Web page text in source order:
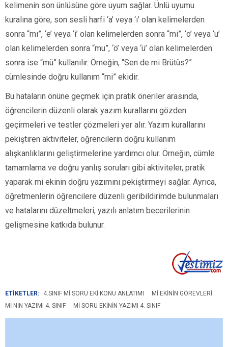
kelimenin son ünlüsüne göre uyum sağlar. Ünlü uyumu
kuralına göre, son sesli harfi ‘a’ veya ‘ı’ olan kelimelerden
sonra “mı”, ‘e’ veya ‘i’ olan kelimelerden sonra “mi”, ‘o’ veya ‘u’
olan kelimelerden sonra “mu”, ‘ö’ veya ‘ü’ olan kelimelerden
sonra ise “mü” kullanılır. Örneğin, “Sen de mi Brütüs?”
cümlesinde doğru kullanım “mi” ekidir.
Bu hataların önüne geçmek için pratik öneriler arasında,
öğrencilerin düzenli olarak yazım kurallarını gözden
geçirmeleri ve testler çözmeleri yer alır. Yazım kurallarını
pekiştiren aktiviteler, öğrencilerin doğru kullanım
alışkanlıklarını geliştirmelerine yardımcı olur. Örneğin, cümle
tamamlama ve doğru yanlış soruları gibi aktiviteler, pratik
yaparak mi ekinin doğru yazımını pekiştirmeyi sağlar. Ayrıca,
öğretmenlerin öğrencilere düzenli geribildirimde bulunmaları
ve hatalarını düzeltmeleri, yazılı anlatım becerilerinin
gelişmesine katkıda bulunur.
ETİKETLER: 4.SINIF MI SORU EKI KONU ANLATIMI
MI EKININ GÖREVLERI
MI NIN YAZIMI 4. SINIF
MI SORU EKININ YAZIMI 4. SINIF